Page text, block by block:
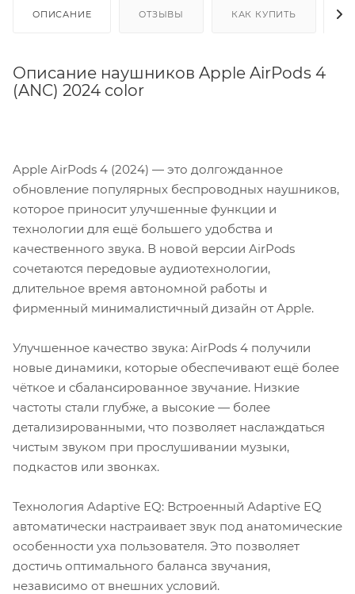
ОПИСАНИЕ ОТЗЫВЫ КАК КУПИТЬ
Описание наушников Apple AirPods 4
(ANC) 2024 color
Apple AirPods 4 (2024) — это долгожданное
обновление популярных беспроводных наушников,
которое приносит улучшенные функции и
технологии для ещё большего удобства и
качественного звука. В новой версии AirPods
сочетаются передовые аудиотехнологии,
длительное время автономной работы и
фирменный минималистичный дизайн от Apple.
Улучшенное качество звука: AirPods 4 получили
новые динамики, которые обеспечивают ещё более
чёткое и сбалансированное звучание. Низкие
частоты стали глубже, а высокие — более
детализированными, что позволяет наслаждаться
чистым звуком при прослушивании музыки,
подкастов или звонках.
Технология Adaptive EQ: Встроенный Adaptive EQ
автоматически настраивает звук под анатомические
особенности уха пользователя. Это позволяет
достичь оптимального баланса звучания,
независимо от внешних условий.